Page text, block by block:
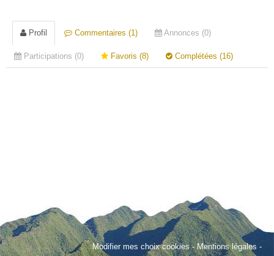
Profil Commentaires (1) Annonces (0)
Participations (0) Favoris (8) Complétées (16)
Modifier mes choix cookies-Mentions légales -